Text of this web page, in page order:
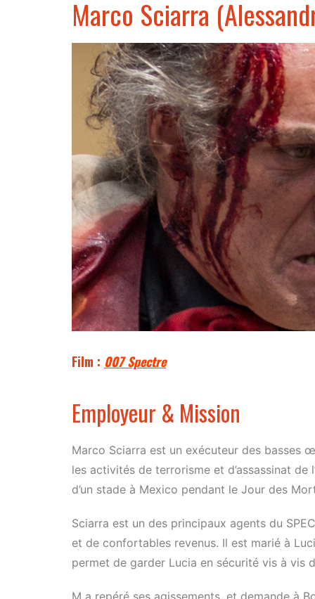
Marco Sciarra
Film : 007 Spectre
Employeur & Mission
Marco Sciarra est un exécuteur des basses
les activités de terrorisme et d’assassinat de
d’un stade à Mexico pendant le Jour des
Sciarra est un des principaux agents du
et de confortables revenus. Il est marié à
permet de garder Lucia en sécurité vis à vis